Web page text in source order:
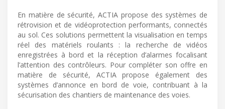
En matière de sécurité, ACTIA propose des systèmes de
rétrovision et de vidéoprotection performants, connectés
au sol. Ces solutions permettent la visualisation en temps
réel des matériels roulants : la recherche de vidéos
enregistrées à bord et la réception d’alarmes focalisant
l’attention des contrôleurs. Pour compléter son offre en
matière de sécurité, ACTIA propose également des
systèmes d’annonce en bord de voie, contribuant à la
sécurisation des chantiers de maintenance des voies.